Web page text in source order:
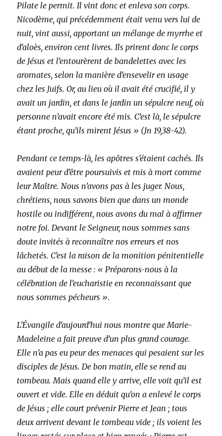
Pilate le permit. Il vint donc et enleva son corps.
Nicodème, qui précédemment était venu vers lui de
nuit, vint aussi, apportant un mélange de myrrhe et
d’aloès, environ cent livres. Ils prirent donc le corps
de Jésus et l’entourèrent de bandelettes avec les
aromates, selon la manière d’ensevelir en usage
chez les Juifs. Or, au lieu où il avait été crucifié, il y
avait un jardin, et dans le jardin un sépulcre neuf, où
personne n’avait encore été mis. C’est là, le sépulcre
étant proche, qu’ils mirent Jésus » (Jn 19,38-42).
Pendant ce temps-là, les apôtres s’étaient cachés. Ils
avaient peur d’être poursuivis et mis à mort comme
leur Maître. Nous n’avons pas à les juger. Nous,
chrétiens, nous savons bien que dans un monde
hostile ou indifférent, nous avons du mal à affirmer
notre foi. Devant le Seigneur, nous sommes sans
doute invités à reconnaître nos erreurs et nos
lâchetés. C’est la raison de la monition pénitentielle
au début de la messe : « Préparons-nous à la
célébration de l’eucharistie en reconnaissant que
nous sommes pécheurs ».
L’Évangile d’aujourd’hui nous montre que Marie-
Madeleine a fait preuve d’un plus grand courage.
Elle n’a pas eu peur des menaces qui pesaient sur les
disciples de Jésus. De bon matin, elle se rend au
tombeau. Mais quand elle y arrive, elle voit qu’il est
ouvert et vide. Elle en déduit qu’on a enlevé le corps
de Jésus ; elle court prévenir Pierre et Jean ; tous
deux arrivent devant le tombeau vide ; ils voient les